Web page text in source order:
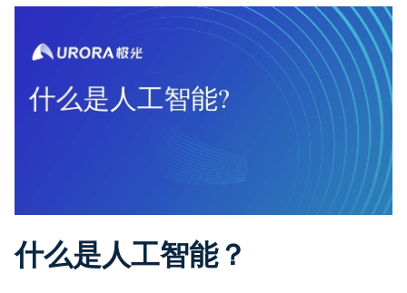
什么是人工智能？